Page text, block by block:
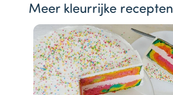
Meer kleurrijke recepten